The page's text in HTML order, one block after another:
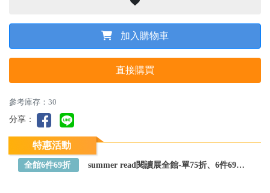
加入購物車
直接購買
參考庫存：30
分享：
特惠活動
全館6件69折 summer read閱讀展全館-單75折、6件69折～全館任選